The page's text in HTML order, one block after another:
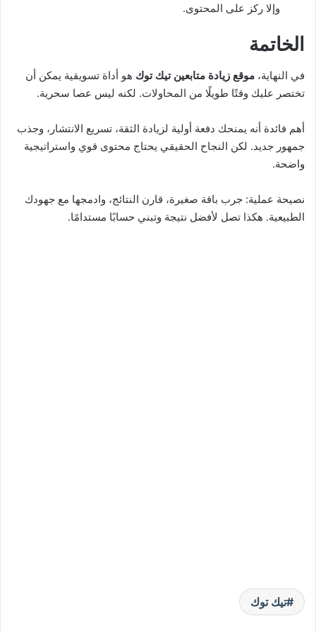
وإلا ركز على المحتوى.
الخاتمة
في النهاية، موقع زيادة متابعين تيك توك هو أداة تسويقية يمكن أن
تختصر عليك وقتًا طويلًا من المحاولات. لكنه ليس عصا سحرية.
أهم فائدة أنه يمنحك دفعة أولية لزيادة الثقة، تسريع الانتشار، وجذب
جمهور جديد. لكن النجاح الحقيقي يحتاج محتوى قوي واستراتيجية
واضحة.
نصيحة عملية: جرب باقة صغيرة، قارن النتائج، وادمجها مع جهودك
الطبيعية. هكذا تصل لأفضل نتيجة وتبني حسابًا مستدامًا.
تيك توك